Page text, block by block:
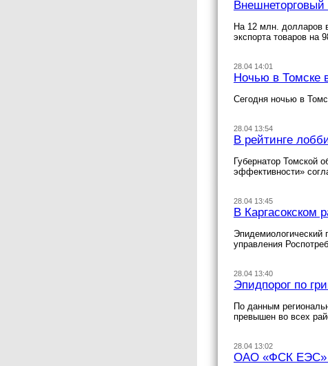
Внешнеторговый
На 12 млн. долларов
экспорта товаров
28.04 14:01
Ночью в Томске
Сегодня ночью в
28.04 13:54
В рейтинге
Губернатор Томской
эффективности»
28.04 13:45
В Каргасокском
Эпидемиологический
управления
28.04 13:40
Эпидпорог по
По данным
превышен во всех
28.04 13:02
ОАО «ФСК ЕЭС»